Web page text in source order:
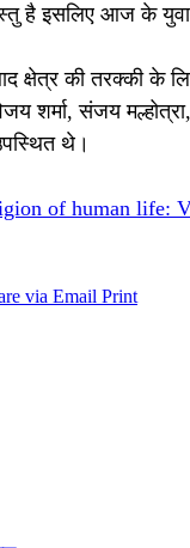
इसलिए आज के युवाओं
क्षेत्र की तरक्की के
शर्मा, संजय
थे।
of human life:
via Email Print